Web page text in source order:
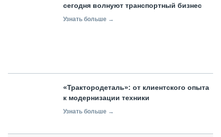
сегодня волнуют транспортный бизнес
Узнать больше →
«Трактородеталь»: от клиентского опыта
к модернизации техники
Узнать больше →